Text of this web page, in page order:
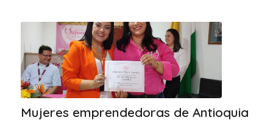
Mujeres emprendedoras de Antioquia